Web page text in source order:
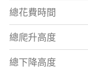
總花費時間
總爬升高度
總下降高度